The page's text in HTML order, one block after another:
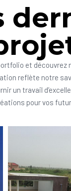
et découvrez
reflète notre
un travail
pour vos